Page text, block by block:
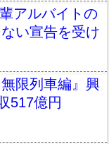
アルバイトの
い宣告を受け
限列車編』興
517億円